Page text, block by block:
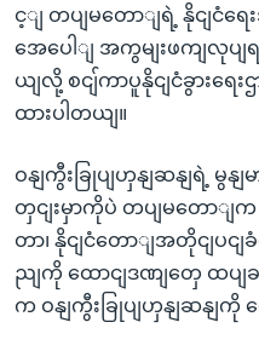
င့ျ တပျမတောျရဲ့ နိုငျငံရ
အေပေါျ အကွမျးဖကျလုပ
ယျလို့ စငျ်ကာပူနိုငျငံခွားရေ
ထားပါတယျ။
ဝနျကွီးခြုပျဟှနျဆနျရဲ့ မွနျ
တှငျးမှာကိုပဲ တပျမတောျ
တာ၊ နိုငျငံတောျအတိုငျပငျ
ညျကို ထောငျဒဏျတှေ ထပျခ
က ဝနျကွီးခြုပျဟှနျဆနျကို